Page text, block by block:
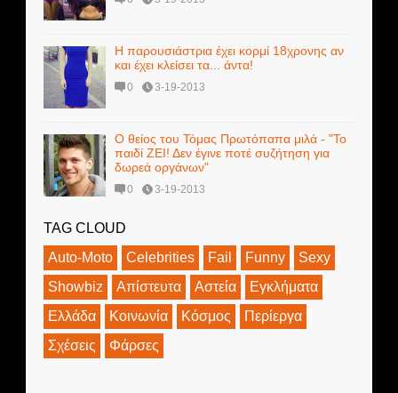
Η παρουσιάστρια έχει κορμί 18χρονης αν
και έχει κλείσει τα... άντα!
0 3-19-2013
Ο θείος του Τόμας Πρωτόπαπα μιλά - "Το
παιδί ΖΕΙ! Δεν έγινε ποτέ συζήτηση για
δωρεά οργάνων"
0 3-19-2013
TAG CLOUD
Auto-Moto
Celebrities Fail Funny
Sexy
Showbiz
Απίστευτα Αστεία
Εγκλήματα
Ελλάδα
Κοινωνία Κόσμος
Περίεργα
Σχέσεις
Φάρσες